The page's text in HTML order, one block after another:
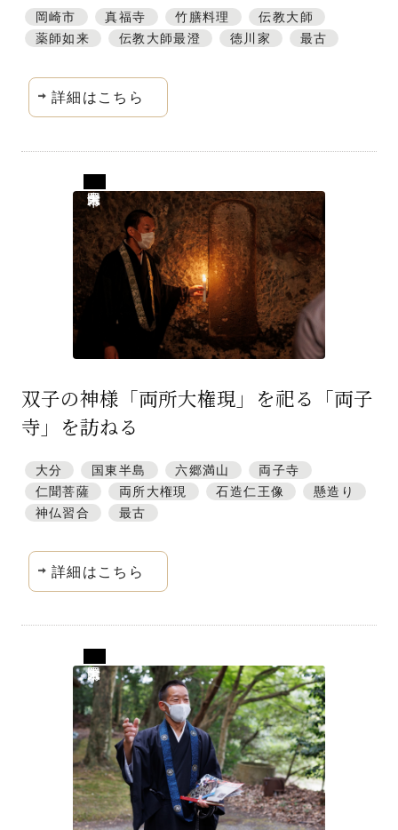
岡崎市 真福寺 竹膳料理
伝教大師
薬師如来
伝教大師最澄 徳川家 最古
詳細はこちら
双子の神様「両所大権現」を祀る「両子
寺」を訪ねる
大分 国東半島 六郷満山
両子寺
仁聞菩薩
両所大権現 石造仁王像
懸造り
神仏習合
最古
詳細はこちら